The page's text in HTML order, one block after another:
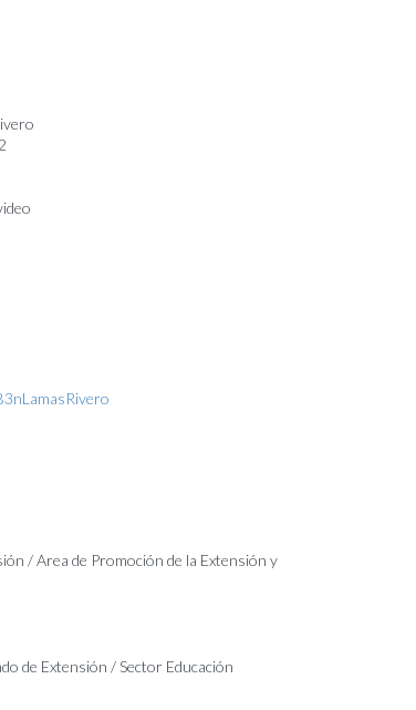
/ Area de Promoción de la Extensión y
de Extensión / Sector Educación